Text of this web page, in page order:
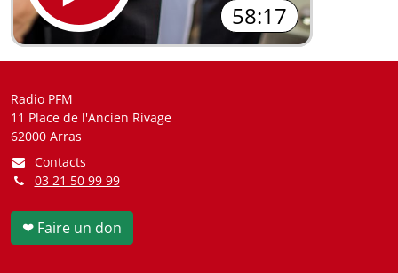
58:17
Radio PFM
11 Place de l'Ancien Rivage
62000 Arras
Contacts
03 21 50 99 99
❤ Faire un don